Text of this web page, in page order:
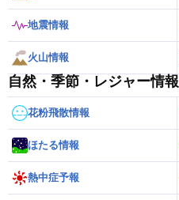
地震情報
火山情報
自然・季節・レジャー情報
花粉飛散情報
ほたる情報
熱中症予報